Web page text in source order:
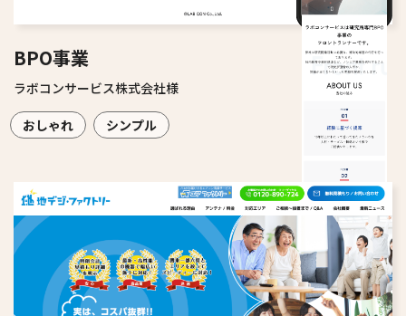
BPO事業
ラボコンサービス株式会社様
おしゃれ シンプル